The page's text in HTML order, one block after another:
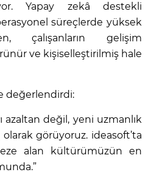
Yapay zekâ destekli
süreçlerde yüksek
çalışanların gelişim
ve kişiselleştirilmiş hale
değerlendirdi:
azaltan değil, yeni uzmanlık
görüyoruz. ideasoft’ta
alan kültürümüzün en